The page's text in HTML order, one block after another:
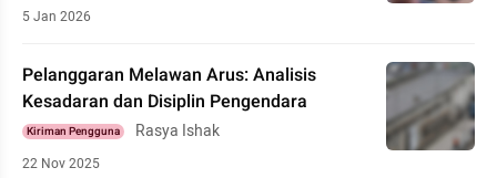
5 Jan 2026
Pelanggaran Melawan Arus: Analisis
Kesadaran dan Disiplin Pengendara
Kiriman Pengguna Rasya Ishak
22 Nov 2025